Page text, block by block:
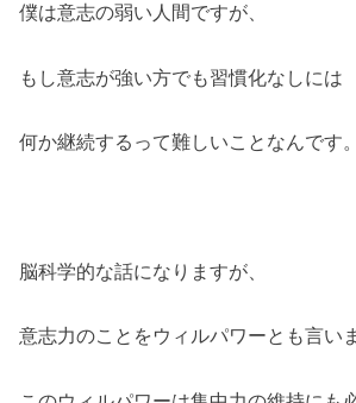
僕は意志の弱い人間ですが、
もし意志が強い方でも習慣化なしには
何か継続するって難しいことなんです。
脳科学的な話になりますが、
意志力のことをウィルパワーとも言い